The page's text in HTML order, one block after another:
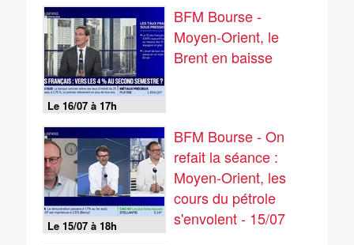
Le 16/07 à 17h
BFM Bourse -
Moyen-Orient, le
Brent en baisse
Le 15/07 à 18h
BFM Bourse - On
refait la séance :
Moyen-Orient, les
cours du pétrole
s'envolent - 15/07